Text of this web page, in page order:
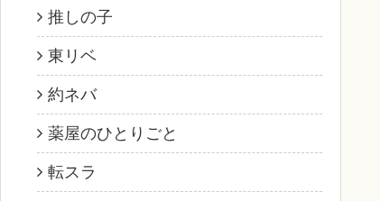
推しの子
東リベ
約ネバ
薬屋のひとりごと
転スラ